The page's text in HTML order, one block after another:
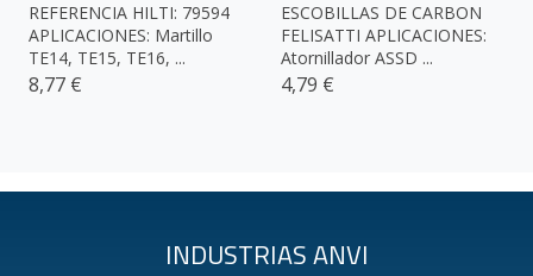
REFERENCIA HILTI: 79594
APLICACIONES: Martillo
TE14, TE15, TE16, ...
8,77 €
ESCOBILLAS DE CARBON
FELISATTI APLICACIONES:
Atornillador ASSD ...
4,79 €
INDUSTRIAS ANVI